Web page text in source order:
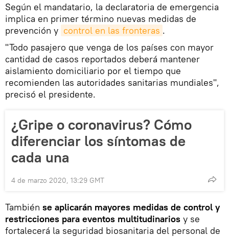
Según el mandatario, la declaratoria de emergencia
implica en primer término nuevas medidas de
prevención y control en las fronteras .
"Todo pasajero que venga de los países con mayor
cantidad de casos reportados deberá mantener
aislamiento domiciliario por el tiempo que
recomienden las autoridades sanitarias mundiales",
precisó el presidente.
¿Gripe o coronavirus? Cómo
diferenciar los síntomas de
cada una
4 de marzo 2020, 13:29 GMT
También se aplicarán mayores medidas de control y
restricciones para eventos multitudinarios y se
fortalecerá la seguridad biosanitaria del personal de